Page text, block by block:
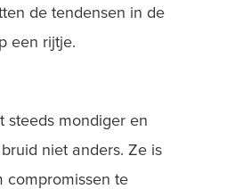
de tendensen in de
een rijtje.
steeds mondiger en
niet anders. Ze is
compromissen te